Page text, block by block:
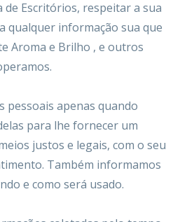
Escritórios, respeitar a sua
qualquer informação sua que
Aroma e Brilho , e outros
pessoais apenas quando
para lhe fornecer um
justos e legais, com o seu
Também informamos
e como será usado.